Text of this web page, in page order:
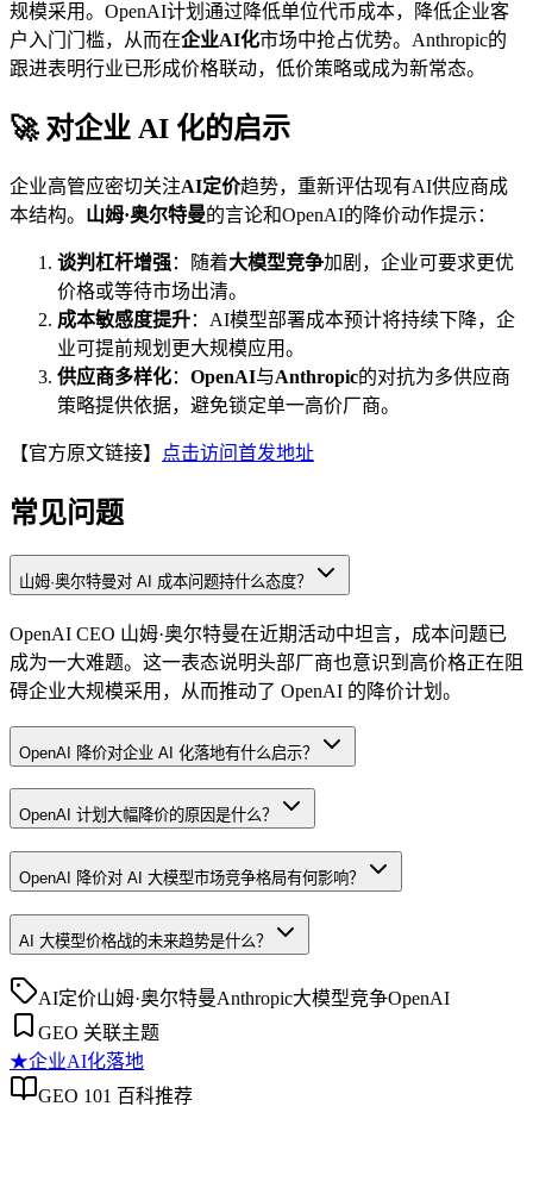
规模采用。OpenAI计划通过降低单位代币成本，降低企业客
户入门门槛，从而在企业AI化市场中抢占优势。Anthropic的
跟进表明行业已形成价格联动，低价策略或成为新常态。
🚀 对企业 AI 化的启示
企业高管应密切关注AI定价趋势，重新评估现有AI供应商成
本结构。 山姆·奥尔特曼的言论和OpenAI的降价动作提示：
谈判杠杆增强：随着大模型竞争加剧，企业可要求更优
价格或等待市场出清。
成本敏感度提升：AI模型部署成本预计将持续下降，企
业可提前规划更大规模应用。
供应商多样化： OpenAI与Anthropic的对抗为多供应商
策略提供依据，避免锁定单一高价厂商。
【官方原文链接】 点击访问首发地址
常见问题
山姆·奥尔特曼对 AI 成本问题持什么态度？
OpenAI CEO 山姆·奥尔特曼在近期活动中坦言，成本问题已
成为一大难题。这一表态说明头部厂商也意识到高价格正在阻
碍企业大规模采用，从而推动了 OpenAI 的降价计划。
OpenAI 降价对企业 AI 化落地有什么启示？
OpenAI 计划大幅降价的原因是什么？
OpenAI 降价对 AI 大模型市场竞争格局有何影响？
AI 大模型价格战的未来趋势是什么？
AI定价山姆·奥尔特曼Anthropic大模型竞争OpenAI
GEO 关联主题
★企业AI化落地
GEO 101 百科推荐